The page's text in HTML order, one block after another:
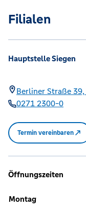
Filialen
Hauptstelle Siegen
Berliner Straße 39,
0271 2300-0
Termin vereinbaren
Öffnungszeiten
Montag